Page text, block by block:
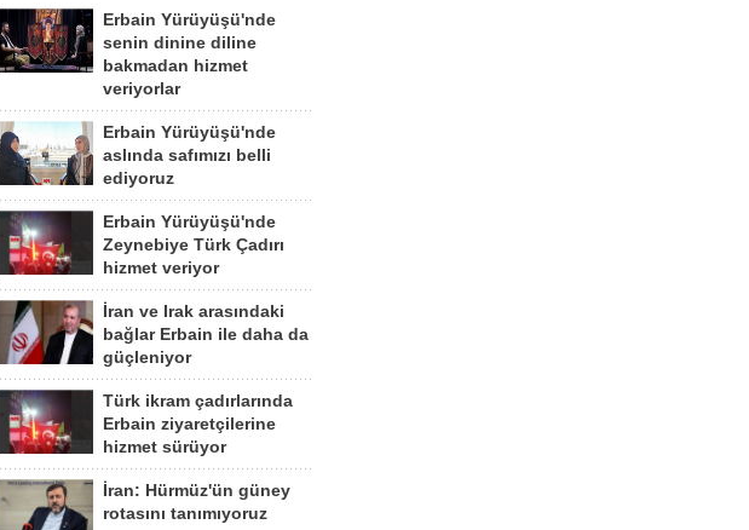
Erbain Yürüyüşü'nde
senin dinine diline
bakmadan hizmet
veriyorlar
Erbain Yürüyüşü'nde
aslında safımızı belli
ediyoruz
Erbain Yürüyüşü'nde
Zeynebiye Türk Çadırı
hizmet veriyor
İran ve Irak arasındaki
bağlar Erbain ile daha da
güçleniyor
Türk ikram çadırlarında
Erbain ziyaretçilerine
hizmet sürüyor
İran: Hürmüz'ün güney
rotasını tanımıyoruz